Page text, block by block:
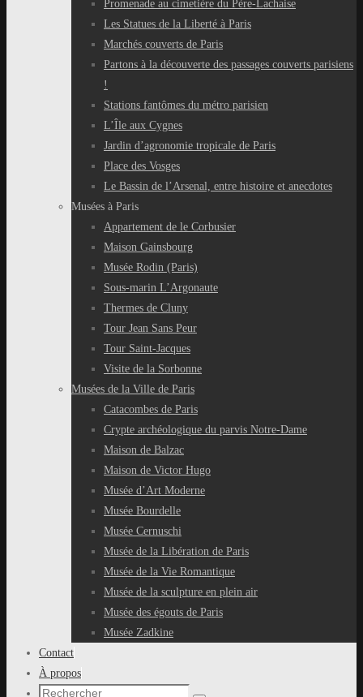
Promenade au cimetière du Père-Lachaise
Les Statues de la Liberté à Paris
Marchés couverts de Paris
Partons à la découverte des passages couverts parisiens
!
Stations fantômes du métro parisien
L’Île aux Cygnes
Jardin d’agronomie tropicale de Paris
Place des Vosges
Le Bassin de l’Arsenal, entre histoire et anecdotes
Musées à Paris
Appartement de le Corbusier
Maison Gainsbourg
Musée Rodin (Paris)
Sous-marin L’Argonaute
Thermes de Cluny
Tour Jean Sans Peur
Tour Saint-Jacques
Visite de la Sorbonne
Musées de la Ville de Paris
Catacombes de Paris
Crypte archéologique du parvis Notre-Dame
Maison de Balzac
Maison de Victor Hugo
Musée d’Art Moderne
Musée Bourdelle
Musée Cernuschi
Musée de la Libération de Paris
Musée de la Vie Romantique
Musée de la sculpture en plein air
Musée des égouts de Paris
Musée Zadkine
Contact
À propos
Recherche